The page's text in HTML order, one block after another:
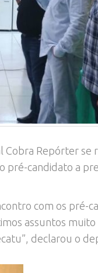
Repórter se
pré-candidato a
com os pré-
assuntos
declarou o